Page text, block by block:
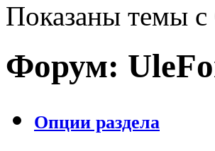
Показаны темы с
Форум:
Опции раздела